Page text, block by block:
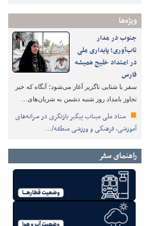
ویژه‌ها
جنوب در مدار
تاب‌آوری؛ پایداری ملی
در امتداد خلیج همیشه
فارس
سفر با شتابی ناگزیر آغاز می‌شود؛ آنگاه که خبر
تجاوز بامداد روز شنبه دشمن به شریان‌های…
ستاد ملی میناب پیگیر بازنگری در سرانه‌های
آموزشی، فرهنگی و ورزشی منطقه/…
راهنمای سفر